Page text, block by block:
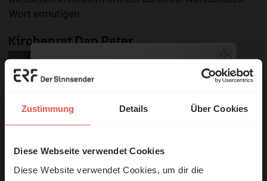
Zustimmung Details Über Cookies
Diese Webseite verwendet Cookies
Diese Website verwendet Cookies, um dir die
Wort ermutigen.
Kirchenrat Dan Peter
© Ruth Schneider / ERF